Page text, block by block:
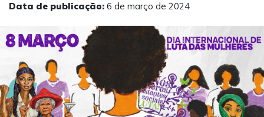
Data de publicação: 6 de março de 2024